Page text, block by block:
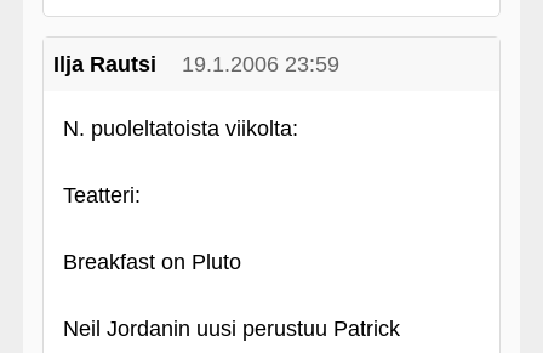
Ilja Rautsi 19.1.2006 23:59
N. puoleltatoista viikolta:
Teatteri:
Breakfast on Pluto
Neil Jordanin uusi perustuu Patrick